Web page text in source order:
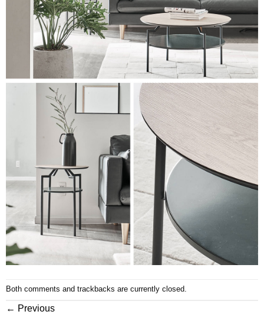
Both comments and trackbacks are currently closed.
← Previous